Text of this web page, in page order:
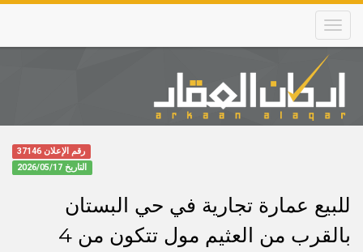
Skip
main
content
Main
navigation
رقم الإعلان 37146
التاريخ 2026/05/17
للبيع عمارة تجارية في حي البستان
بالقرب من العثيم مول تتكون من 4